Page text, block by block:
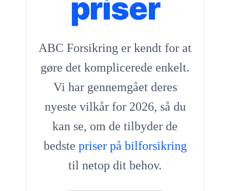
priser
ABC Forsikring er kendt for at
gøre det komplicerede enkelt.
Vi har gennemgået deres
nyeste vilkår for 2026, så du
kan se, om de tilbyder de
bedste priser på bilforsikring
til netop dit behov.